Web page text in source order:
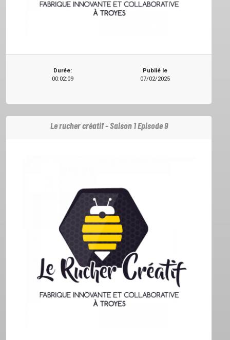
ACCUEIL
GRILLE
Durée:
00:02:09
Publié le
07/02/2025
Le rucher créatif - Saison 1 Episode 9